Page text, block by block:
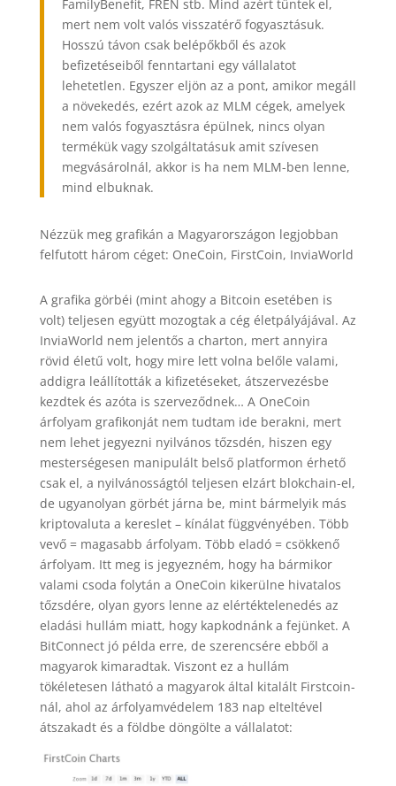
FamilyBenefit, FREN stb. Mind azért tűntek el,
mert nem volt valós visszatérő fogyasztásuk.
Hosszú távon csak belépőkből és azok
befizetéseiből fenntartani egy vállalatot
lehetetlen. Egyszer eljön az a pont, amikor megáll
a növekedés, ezért azok az MLM cégek, amelyek
nem valós fogyasztásra épülnek, nincs olyan
termékük vagy szolgáltatásuk amit szívesen
megvásárolnál, akkor is ha nem MLM-ben lenne,
mind elbuknak.
Nézzük meg grafikán a Magyarországon legjobban
felfutott három céget: OneCoin, FirstCoin, InviaWorld
A grafika görbéi (mint ahogy a Bitcoin esetében is
volt) teljesen együtt mozogtak a cég életpályájával. Az
InviaWorld nem jelentős a charton, mert annyira
rövid életű volt, hogy mire lett volna belőle valami,
addigra leállították a kifizetéseket, átszervezésbe
kezdtek és azóta is szerveződnek… A OneCoin
árfolyam grafikonját nem tudtam ide berakni, mert
nem lehet jegyezni nyilvános tőzsdén, hiszen egy
mesterségesen manipulált belső platformon érhető
csak el, a nyilvánosságtól teljesen elzárt blokchain-el,
de ugyanolyan görbét járna be, mint bármelyik más
kriptovaluta a kereslet – kínálat függvényében. Több
vevő = magasabb árfolyam. Több eladó = csökkenő
árfolyam. Itt meg is jegyezném, hogy ha bármikor
valami csoda folytán a OneCoin kikerülne hivatalos
tőzsdére, olyan gyors lenne az elértéktelenedés az
eladási hullám miatt, hogy kapkodnánk a fejünket. A
BitConnect jó példa erre, de szerencsére ebből a
magyarok kimaradtak. Viszont ez a hullám
tökéletesen látható a magyarok által kitalált Firstcoin-
nál, ahol az árfolyamvédelem 183 nap elteltével
átszakadt és a földbe döngölte a vállalatot: